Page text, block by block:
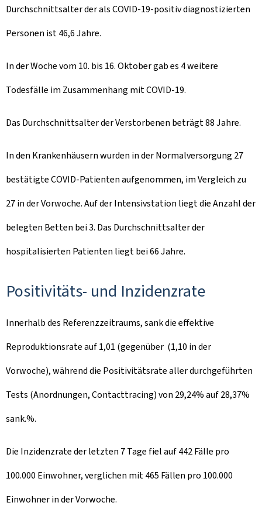
Durchschnittsalter der als COVID-19-positiv diagnostizierten
Personen ist 46,6 Jahre.
In der Woche vom 10. bis 16. Oktober gab es 4 weitere
Todesfälle im Zusammenhang mit COVID-19.
Das Durchschnittsalter der Verstorbenen beträgt 88 Jahre.
In den Krankenhäusern wurden in der Normalversorgung 27
bestätigte COVID-Patienten aufgenommen, im Vergleich zu
27 in der Vorwoche. Auf der Intensivstation liegt die Anzahl der
belegten Betten bei 3. Das Durchschnittsalter der
hospitalisierten Patienten liegt bei 66 Jahre.
Positivitäts- und Inzidenzrate
Innerhalb des Referenzzeitraums, sank die effektive
Reproduktionsrate auf 1,01 (gegenüber (1,10 in der
Vorwoche), während die Positivitätsrate aller durchgeführten
Tests (Anordnungen, Contacttracing) von 29,24% auf 28,37%
sank.%.
Die Inzidenzrate der letzten 7 Tage fiel auf 442 Fälle pro
100.000 Einwohner, verglichen mit 465 Fällen pro 100.000
Einwohner in der Vorwoche.